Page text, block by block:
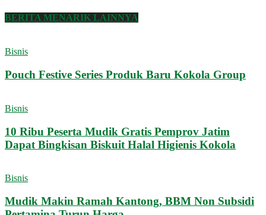
BERITA MENARIK LAINNYA
Bisnis
Pouch Festive Series Produk Baru Kokola Group
Bisnis
10 Ribu Peserta Mudik Gratis Pemprov Jatim
Dapat Bingkisan Biskuit Halal Higienis Kokola
Bisnis
Mudik Makin Ramah Kantong, BBM Non Subsidi